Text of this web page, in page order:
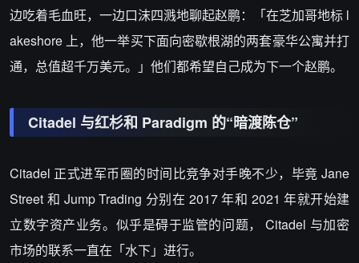
边吃着毛血旺，一边口沫四溅地聊起赵鹏：「在芝加哥地标 l
akeshore 上，他一举买下面向密歇根湖的两套豪华公寓并打
通，总值超千万美元。」他们都希望自己成为下一个赵鹏。
Citadel 与红杉和 Paradigm 的“暗渡陈仓”
Citadel 正式进军币圈的时间比竞争对手晚不少，毕竟 Jane
Street 和 Jump Trading 分别在 2017 年和 2021 年就开始建
立数字资产业务。似乎是碍于监管的问题， Citadel 与加密
市场的联系一直在「水下」进行。